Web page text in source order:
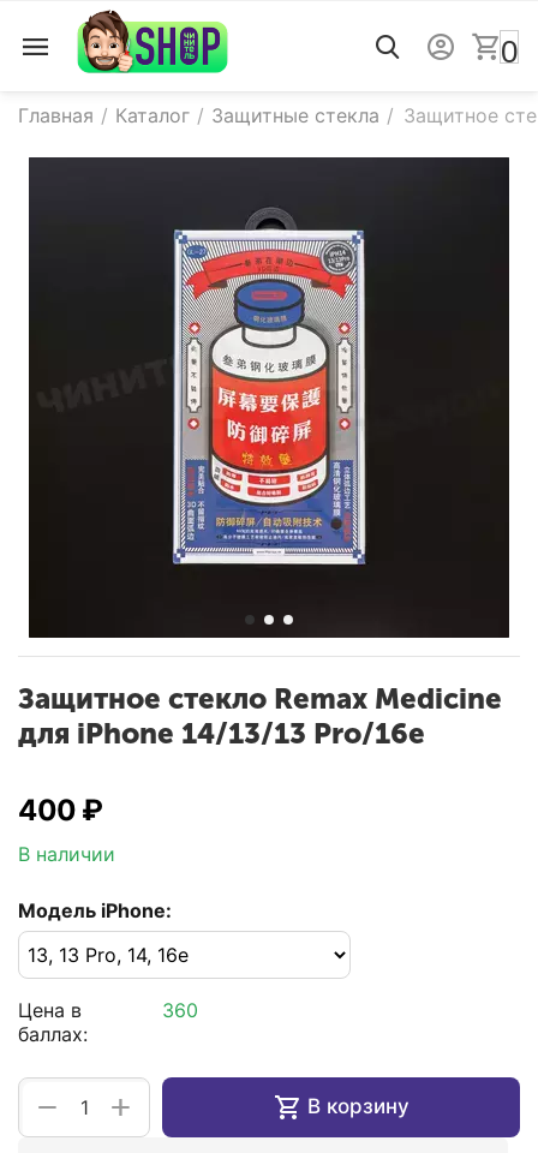
0
Главная / Каталог / Защитные стекла / Защитное
Защитное стекло Remax Medicine
для iPhone 14/13/13 Pro/16e
‍400‍ ₽
В наличии
Модель iPhone:
Цена в
баллах:
360
+
− В корзину